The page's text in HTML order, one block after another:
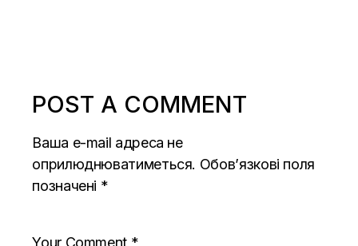
POST A COMMENT
Ваша e-mail адреса не
оприлюднюватиметься. Обов’язкові поля
позначені *